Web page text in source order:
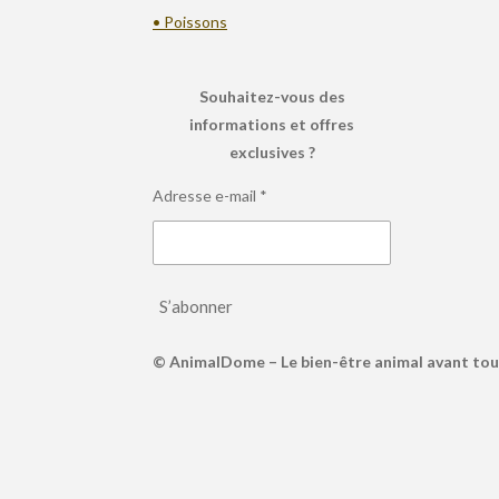
• Poissons
Souhaitez-vous des
informations et offres
exclusives ?
Adresse e-mail *
S’abonner
© AnimalDome – Le bien-être animal avant